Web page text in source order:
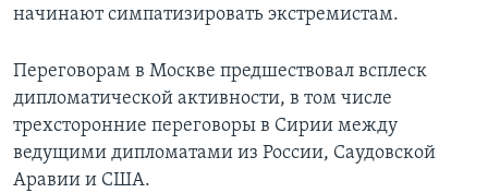
начинают симпатизировать экстремистам.
Переговорам в Москве предшествовал всплеск
дипломатической активности, в том числе
трехсторонние переговоры в Сирии между
ведущими дипломатами из России, Саудовской
Аравии и США.